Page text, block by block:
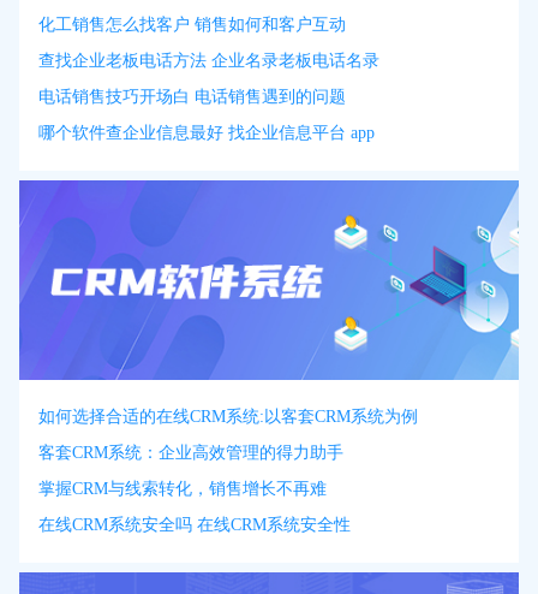
化工销售怎么找客户 销售如何和客户互动
查找企业老板电话方法 企业名录老板电话名录
电话销售技巧开场白 电话销售遇到的问题
哪个软件查企业信息最好 找企业信息平台 app
如何选择合适的在线CRM系统:以客套CRM系统为例
客套CRM系统：企业高效管理的得力助手
掌握CRM与线索转化，销售增长不再难
在线CRM系统安全吗 在线CRM系统安全性